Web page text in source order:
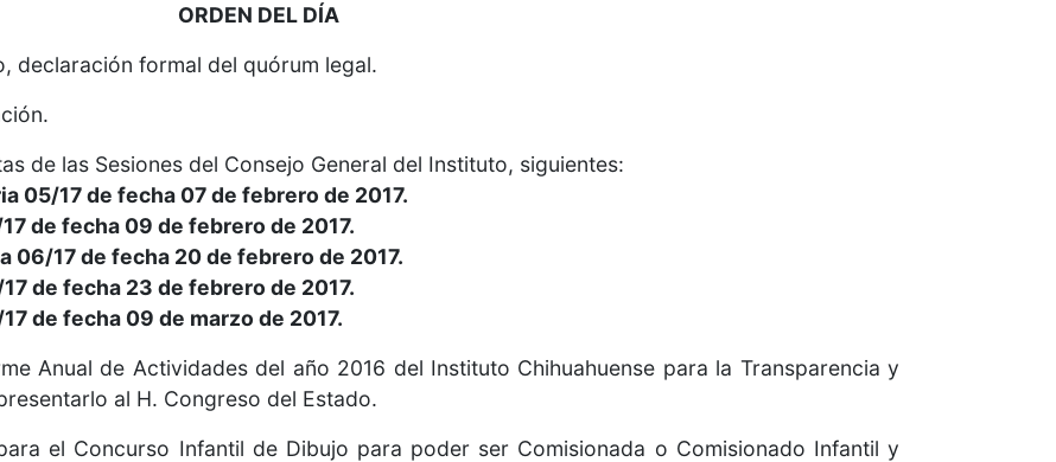
ORDEN DEL DÍA
declaración formal del quórum legal.
de las Sesiones del Consejo General del Instituto, siguientes:
05/17 de fecha 07 de febrero de 2017.
de fecha 09 de febrero de 2017.
17 de fecha 20 de febrero de 2017.
de fecha 23 de febrero de 2017.
de fecha 09 de marzo de 2017.
Anual de Actividades del año 2016 del Instituto Chihuahuense para la Transparencia y
al H. Congreso del Estado.
el Concurso Infantil de Dibujo para poder ser Comisionada o Comisionado Infantil y